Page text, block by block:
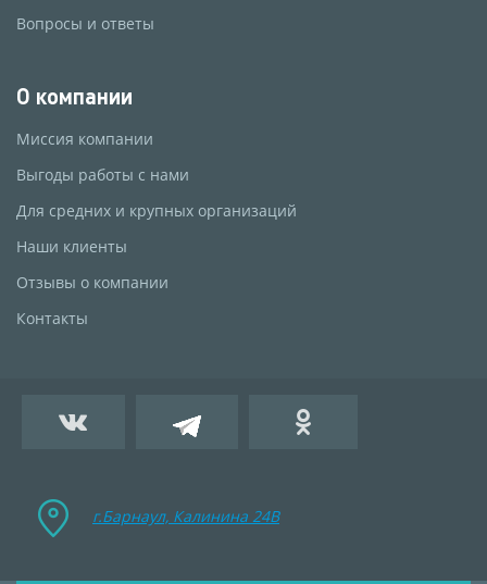
Вопросы и ответы
О компании
Миссия компании
Выгоды работы с нами
Для средних и крупных организаций
Наши клиенты
Отзывы о компании
Контакты
г.Барнаул, Калинина 24B